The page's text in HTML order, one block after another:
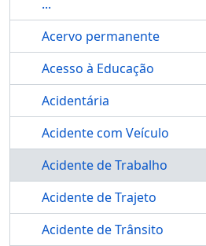
...
Acervo permanente
Acesso à Educação
Acidentária
Acidente com Veículo
Acidente de Trabalho
Acidente de Trajeto
Acidente de Trânsito